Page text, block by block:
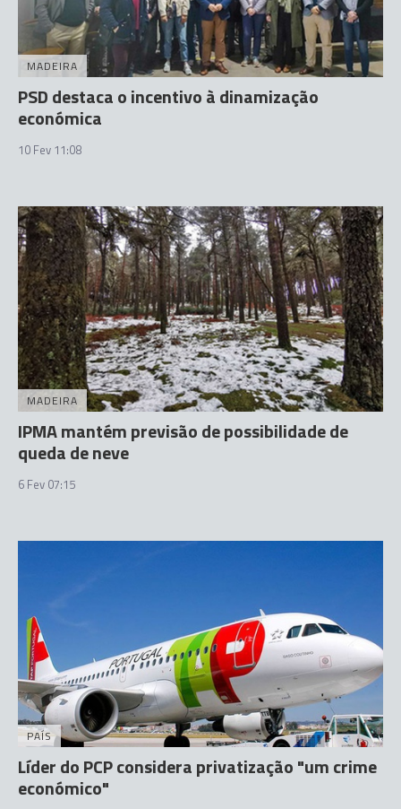
MADEIRA
PSD destaca o incentivo à dinamização
económica
10 Fev 11:08
MADEIRA
IPMA mantém previsão de possibilidade de
queda de neve
6 Fev 07:15
PAÍS
Líder do PCP considera privatização "um crime
económico"